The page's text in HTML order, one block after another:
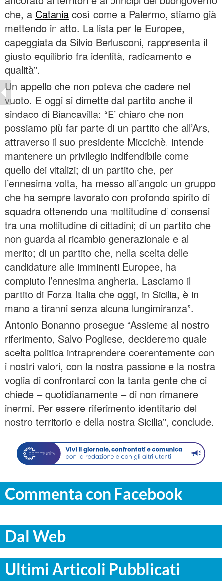
che, a Catania così come a Palermo, stiamo già
mettendo in atto. La lista per le Europee,
capeggiata da Silvio Berlusconi, rappresenta il
giusto equilibrio fra identità, radicamento e
qualità”.
Un appello che non poteva che cadere nel
vuoto. E oggi si dimette dal partito anche il
sindaco di Biancavilla: “E’ chiaro che non
possiamo più far parte di un partito che all’Ars,
attraverso il suo presidente Miccichè, intende
mantenere un privilegio indifendibile come
quello dei vitalizi; di un partito che, per
l’ennesima volta, ha messo all’angolo un gruppo
che ha sempre lavorato con profondo spirito di
squadra ottenendo una moltitudine di consensi
tra una moltitudine di cittadini; di un partito che
non guarda al ricambio generazionale e al
merito; di un partito che, nella scelta delle
candidature alle imminenti Europee, ha
compiuto l’ennesima angheria. Lasciamo il
partito di Forza Italia che oggi, in Sicilia, è in
mano a tiranni senza alcuna lungimiranza”.
Antonio Bonanno prosegue “Assieme al nostro
riferimento, Salvo Pogliese, decideremo quale
scelta politica intraprendere coerentemente con
i nostri valori, con la nostra passione e la nostra
voglia di confrontarci con la tanta gente che ci
chiede – quotidianamente – di non rimanere
inermi. Per essere riferimento identitario del
nostro territorio e della nostra Sicilia”, conclude.
Commenta con Facebook
Dal Web
Ultimi Articoli Pubblicati
PALERMO